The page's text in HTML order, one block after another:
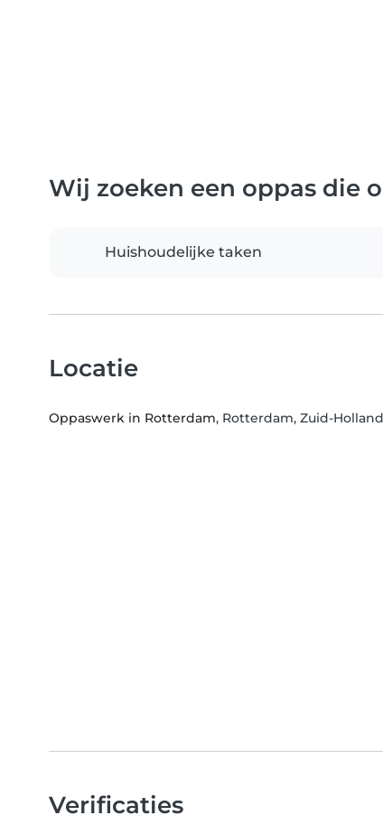
Wij zoeken een oppas die
Huishoudelijke taken
Locatie
Oppaswerk in Rotterdam, Rotterdam, Zuid-Holland
Verificaties